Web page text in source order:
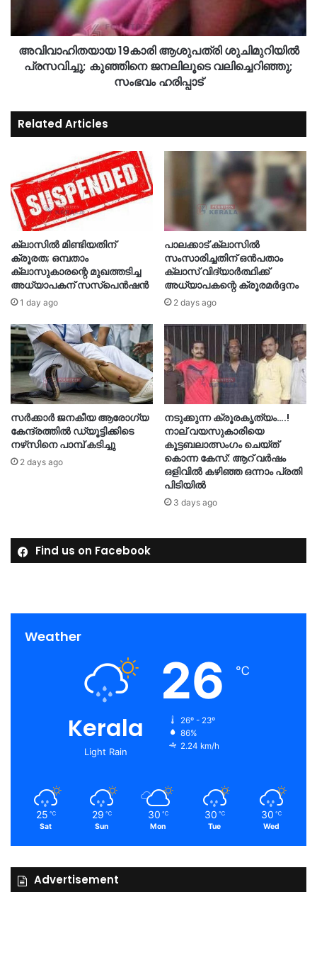
അവിവാഹിതയായ 19കാരി ആശുപത്രി ശുചിമുറിയില്‍
പ്രസവിച്ചു; കുഞ്ഞിനെ ജനലിലൂടെ വലിച്ചെറിഞ്ഞു;
സംഭവം ഹരിപ്പാട്
Related Articles
ക്ലാസിൽ മിണ്ടിയതിന്
ക്രൂരത; ഒമ്പതാം
ക്ലാസുകാരന്റെ മുഖത്തടിച്ച
അധ്യാപകന് സസ്പെൻഷൻ
1 day ago
പാലക്കാട് ക്ലാസിൽ
സംസാരിച്ചതിന് ഒൻപതാം
ക്ലാസ് വിദ്യാർത്ഥിക്ക്
അധ്യാപകന്റെ ക്രൂരമർദ്ദനം
2 days ago
സർക്കാർ ജനകീയ ആരോഗ്യ
കേന്ദ്രത്തിൽ ഡ്യൂട്ടിക്കിടെ
നഴ്‌സിനെ പാമ്പ് കടിച്ചു
2 days ago
നടുക്കുന്ന ക്രൂരകൃത്യം….!
നാല് വയസുകാരിയെ
കൂട്ടബലാത്സംഗം ചെയ്ത്
കൊന്ന കേസ്: ആറ് വർഷം
ഒളിവിൽ കഴിഞ്ഞ ഒന്നാം പ്രതി
പിടിയിൽ
3 days ago
Find us on Facebook
Weather
Kerala
Light Rain
26 ℃
26º - 23º
86%
2.24 km/h
25 ℃
Sat
29 ℃
Sun
30 ℃
Mon
30 ℃
Tue
30 ℃
Wed
Advertisement